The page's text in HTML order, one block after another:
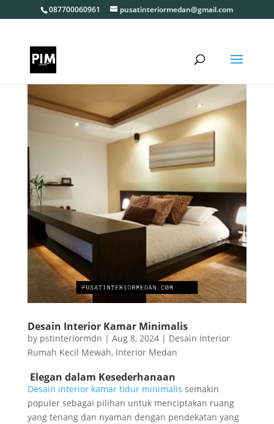
087700060961 pusatinteriormedan@gmail.com
Desain Interior Kamar Minimalis
by pstinteriormdn | Aug 8, 2024| Desain Interior
Rumah Kecil Mewah, Interior Medan
Elegan dalam Kesederhanaan
Desain interior kamar tidur minimalis semakin
populer sebagai pilihan untuk menciptakan ruang
yang tenang dan nyaman dengan pendekatan yang